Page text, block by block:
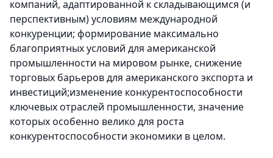
компаний, адаптированной к складывающимся (и
перспективным) условиям международной
конкуренции; формирование максимально
благоприятных условий для американской
промышленности на мировом рынке, снижение
торговых барьеров для американского экспорта и
инвестиций;изменение конкурентоспособности
ключевых отраслей промышленности, значение
которых особенно велико для роста
конкурентоспособности экономики в целом.